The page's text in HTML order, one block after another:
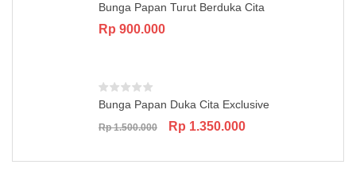
Bunga Papan Turut Berduka Cita
Rp 900.000
Bunga Papan Duka Cita Exclusive
Rp1.500.000
Original
Rp 1.350.000Current